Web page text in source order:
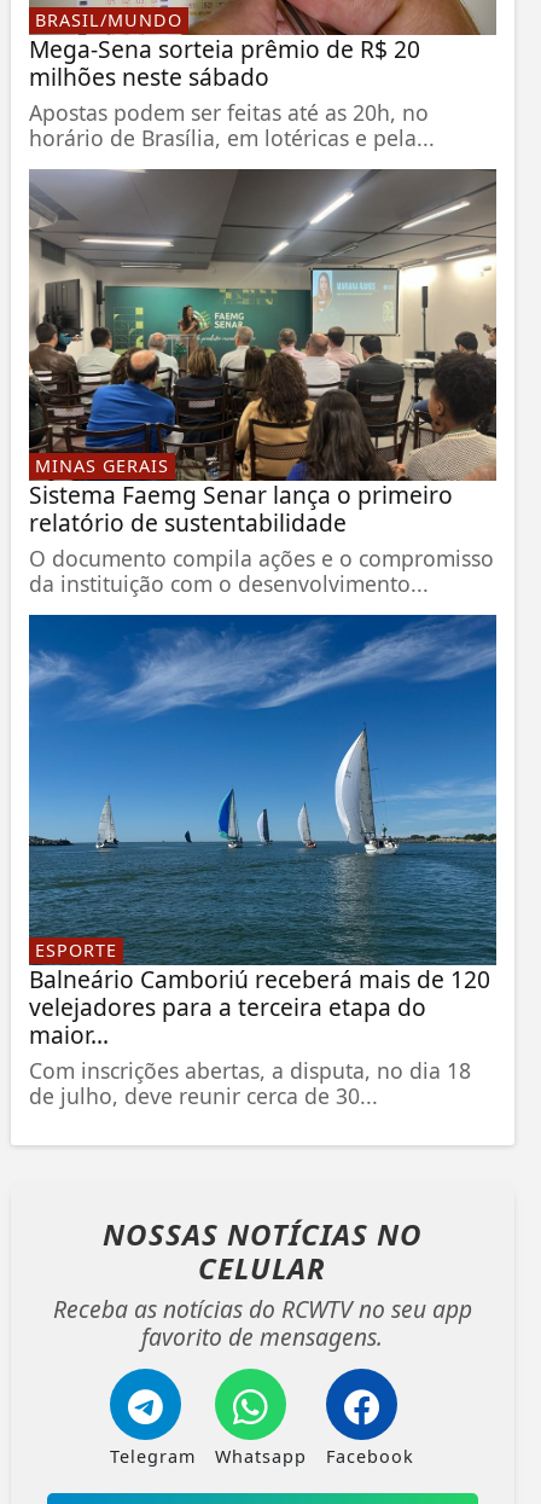
BRASIL/MUNDO
Mega-Sena sorteia prêmio de R$ 20
milhões neste sábado
Apostas podem ser feitas até as 20h, no
horário de Brasília, em lotéricas e pela...
MINAS GERAIS
Sistema Faemg Senar lança o primeiro
relatório de sustentabilidade
O documento compila ações e o compromisso
da instituição com o desenvolvimento...
ESPORTE
Balneário Camboriú receberá mais de 120
velejadores para a terceira etapa do
maior...
Com inscrições abertas, a disputa, no dia 18
de julho, deve reunir cerca de 30...
NOSSAS NOTÍCIAS NO
CELULAR
Receba as notícias do RCWTV no seu app
favorito de mensagens.
Telegram Whatsapp Facebook